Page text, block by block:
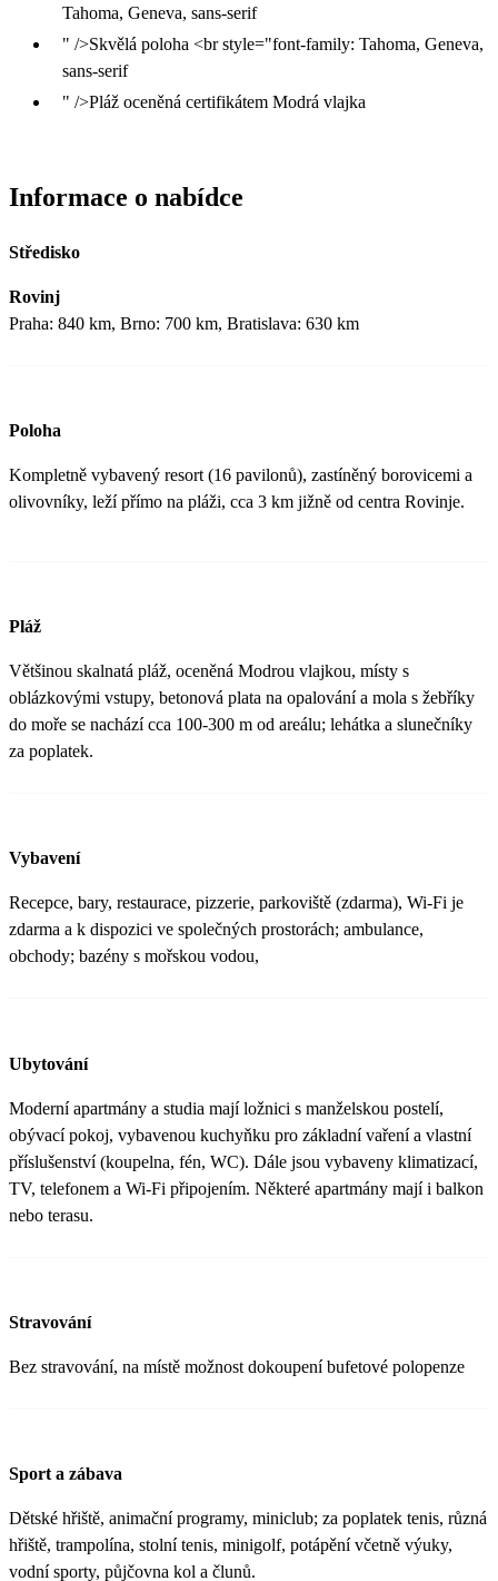
Tahoma, Geneva, sans-serif
" />Skvělá poloha <br style="font-family: Tahoma, Geneva,
sans-serif
" />Pláž oceněná certifikátem Modrá vlajka
Informace o nabídce
Středisko
Rovinj
Praha: 840 km, Brno: 700 km, Bratislava: 630 km
Poloha
Kompletně vybavený resort (16 pavilonů), zastíněný borovicemi a
olivovníky, leží přímo na pláži, cca 3 km jižně od centra Rovinje.
Pláž
Většinou skalnatá pláž, oceněná Modrou vlajkou, místy s
oblázkovými vstupy, betonová plata na opalování a mola s žebříky
do moře se nachází cca 100-300 m od areálu; lehátka a slunečníky
za poplatek.
Vybavení
Recepce, bary, restaurace, pizzerie, parkoviště (zdarma), Wi-Fi je
zdarma a k dispozici ve společných prostorách; ambulance,
obchody; bazény s mořskou vodou,
Ubytování
Moderní apartmány a studia mají ložnici s manželskou postelí,
obývací pokoj, vybavenou kuchyňku pro základní vaření a vlastní
příslušenství (koupelna, fén, WC). Dále jsou vybaveny klimatizací,
TV, telefonem a Wi-Fi připojením. Některé apartmány mají i balkon
nebo terasu.
Stravování
Bez stravování, na místě možnost dokoupení bufetové polopenze
Sport a zábava
Dětské hřiště, animační programy, miniclub; za poplatek tenis, různá
hřiště, trampolína, stolní tenis, minigolf, potápění včetně výuky,
vodní sporty, půjčovna kol a člunů.